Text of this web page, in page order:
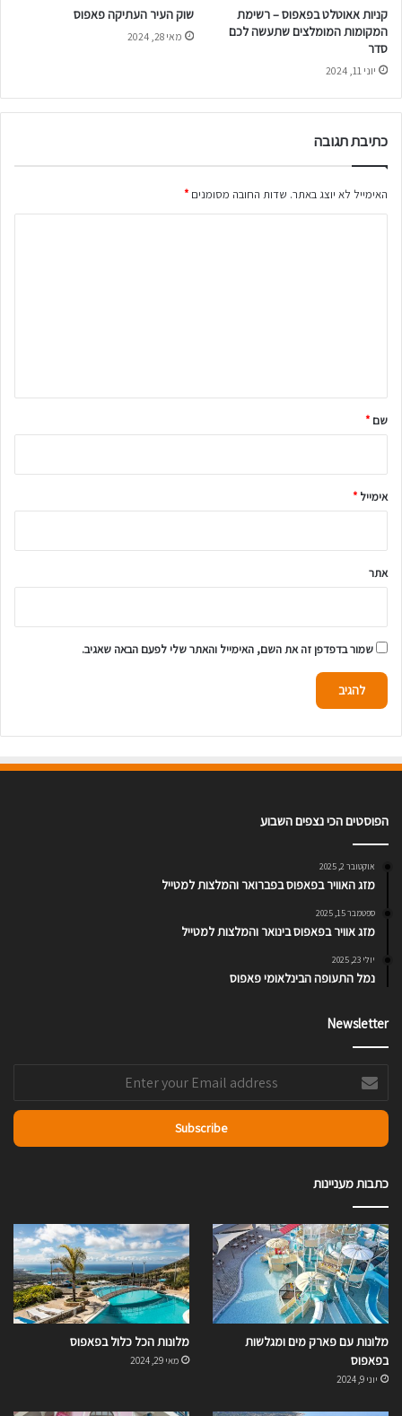
קניות אאוטלט בפאפוס – רשימת
המקומות המומלצים שתעשה לכם
סדר
יוני 11, 2024
שוק העיר העתיקה פאפוס
מאי 28, 2024
כתיבת תגובה
האימייל לא יוצג באתר. שדות החובה מסומנים *
ל
שם *
אימייל *
אתר
שמור בדפדפן זה את השם, האימייל והאתר שלי לפעם הבאה שאגיב.
הפוסטים הכי נצפים השבוע
אוקטובר 2, 2025
מזג האוויר בפאפוס בפברואר והמלצות למטייל
ספטמבר 15, 2025
מזג אוויר בפאפוס בינואר והמלצות למטייל
יולי 23, 2025
נמל התעופה הבינלאומי פאפוס
Newsletter
your
Email
כתבות מעניינות
מלונות עם פארק מים ומגלשות
בפאפוס
יוני 9, 2024
מלונות הכל כלול בפאפוס
מאי 29, 2024